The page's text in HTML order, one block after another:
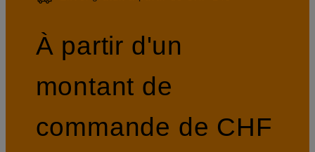
À partir d'un
montant de
commande de CHF